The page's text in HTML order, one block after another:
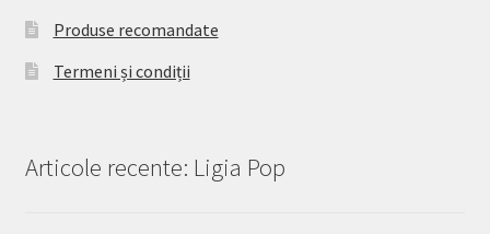
Produse recomandate
Termeni și condiții
Articole recente: Ligia Pop